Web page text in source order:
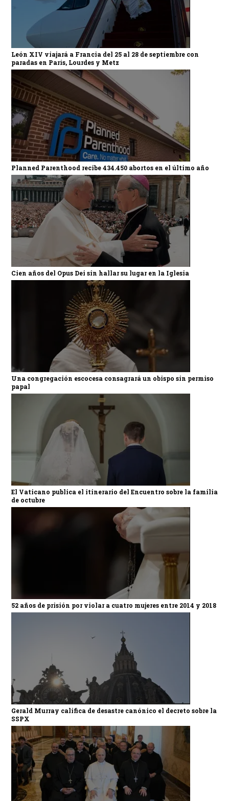
León XIV viajará a Francia del 25 al 28 de septiembre con
paradas en París, Lourdes y Metz
Planned Parenthood recibe 434.450 abortos en el último año
Cien años del Opus Dei sin hallar su lugar en la Iglesia
Una congregación escocesa consagrará un obispo sin permiso
papal
El Vaticano publica el itinerario del Encuentro sobre la familia
de octubre
52 años de prisión por violar a cuatro mujeres entre 2014 y 2018
Gerald Murray califica de desastre canónico el decreto sobre la
SSPX